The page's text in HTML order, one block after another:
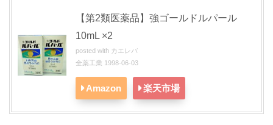
【第2類医薬品】強ゴールドルパール
10mL ×2
posted with カエレバ
全薬工業 1998-06-03
Amazon 楽天市場